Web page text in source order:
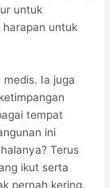
untuk
untuk
Ia juga
tempat
ini
Terus
ikut serta
pernah kering.